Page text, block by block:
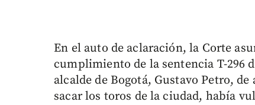
En el auto de aclaración, la Corte
cumplimiento de la sentencia T-296
alcalde de Bogotá, Gustavo Petro,
sacar los toros de la ciudad, había